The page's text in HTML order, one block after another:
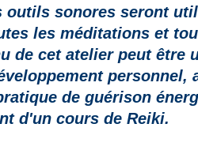
outils sonores seront
les méditations et
de cet atelier peut être
personnel,
de guérison
d'un cours de Reiki.